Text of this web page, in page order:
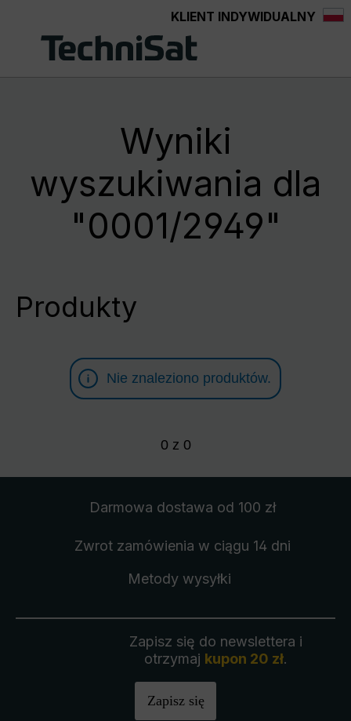
Przejdź do głównej zawartościKLIENT INDYWIDUALNY
Wyniki
wyszukiwania dla
"0001/2949"
Produkty
Nie znaleziono produktów.
0 z 0
Darmowa dostawa od 100 zł
Zwrot zamówienia w ciągu 14 dni
Metody wysyłki
Zapisz się do newslettera i
otrzymaj kupon 20 zł.
Zapisz się